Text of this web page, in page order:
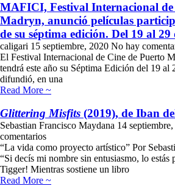
MAFICI, Festival Internacional de
Madryn, anunció películas
de su séptima edición. Del 19 al 29
caligari 15 septiembre, 2020 No hay
El Festival Internacional de Cine de Puerto
tendrá este año su Séptima Edición del 19 al
difundió, en una
Read More ~
Glittering Misfits (2019), de Iban
Sebastian Francisco Maydana 14
comentarios
“La vida como proyecto artístico” Por
“Si decís mi nombre sin entusiasmo, lo estás
Tigger! Mientras sostiene un libro
Read More ~